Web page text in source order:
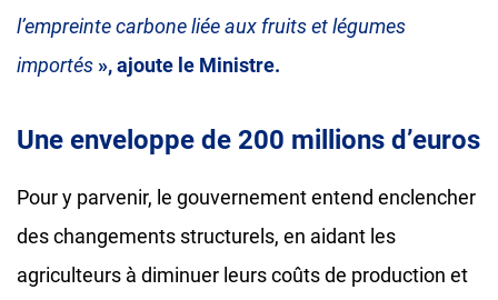
l’empreinte carbone liée aux fruits et légumes
importés », ajoute le Ministre.
Une enveloppe de 200 millions d’euros
Pour y parvenir, le gouvernement entend enclencher
des changements structurels, en aidant les
agriculteurs à diminuer leurs coûts de production et